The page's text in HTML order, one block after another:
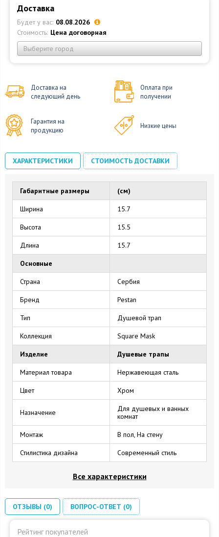
Доставка
Будет у вас: 08.08.2026
Стоимость: Цена договорная
Выберите город
Доставка на
следующий день
Оплата при
получении
Гарантия на
продукцию
Низкие цены
ХАРАКТЕРИСТИКИ СТОИМОСТЬ ДОСТАВКИ
Габаритные размеры (см)
Ширина 15.7
Высота 15.5
Длина 15.7
Основные
Страна Сербия
Бренд Pestan
Тип Душевой трап
Коллекция Square Mask
Изделие Душевые трапы
Материал товара Нержавеющая сталь
Цвет Хром
Назначение
Для душевых и ванных
комнат
Монтаж В пол, На стену
Стилистика дизайна Современный стиль
Все характеристики
ОТЗЫВЫ (0) ВОПРОС-ОТВЕТ (0)
Рейтинг покупателей